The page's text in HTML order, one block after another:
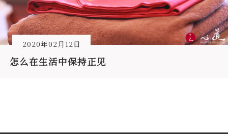
2020年02月12日
怎么在生活中保持正见